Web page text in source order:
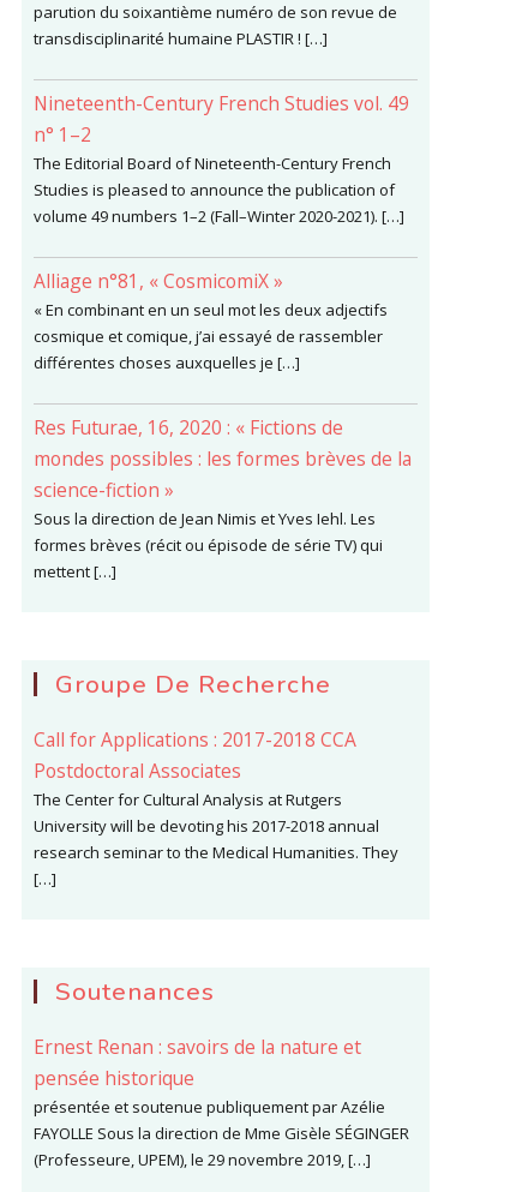
parution du soixantième numéro de son revue de
transdisciplinarité humaine PLASTIR ! […]
Nineteenth-Century French Studies vol. 49
n° 1–2
The Editorial Board of Nineteenth-Century French
Studies is pleased to announce the publication of
volume 49 numbers 1–2 (Fall–Winter 2020-2021). […]
Alliage n°81, « CosmicomiX »
« En combinant en un seul mot les deux adjectifs
cosmique et comique, j’ai essayé de rassembler
différentes choses auxquelles je […]
Res Futurae, 16, 2020 : « Fictions de
mondes possibles : les formes brèves de la
science-fiction »
Sous la direction de Jean Nimis et Yves Iehl. Les
formes brèves (récit ou épisode de série TV) qui
mettent […]
Groupe De Recherche
Call for Applications : 2017-2018 CCA
Postdoctoral Associates
The Center for Cultural Analysis at Rutgers
University will be devoting his 2017-2018 annual
research seminar to the Medical Humanities. They
[…]
Soutenances
Ernest Renan : savoirs de la nature et
pensée historique
présentée et soutenue publiquement par Azélie
FAYOLLE Sous la direction de Mme Gisèle SÉGINGER
(Professeure, UPEM), le 29 novembre 2019, […]